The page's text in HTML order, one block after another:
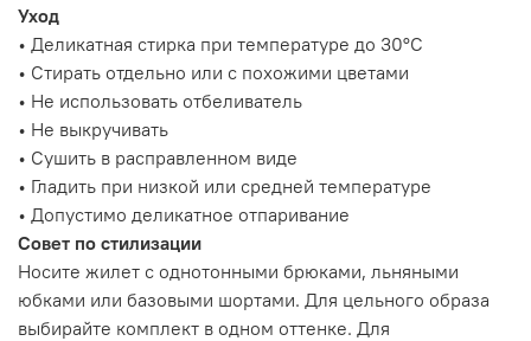
Уход
• Деликатная стирка при температуре до 30°C
• Стирать отдельно или с похожими цветами
• Не использовать отбеливатель
• Не выкручивать
• Сушить в расправленном виде
• Гладить при низкой или средней температуре
• Допустимо деликатное отпаривание
Совет по стилизации
Носите жилет с однотонными брюками, льняными
юбками или базовыми шортами. Для цельного образа
выбирайте комплект в одном оттенке. Для